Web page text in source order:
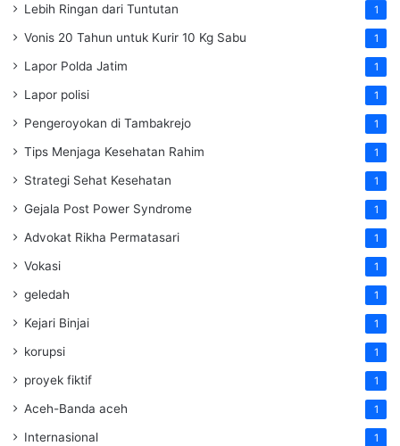
Lebih Ringan dari Tuntutan 1
Vonis 20 Tahun untuk Kurir 10 Kg Sabu 1
Lapor Polda Jatim 1
Lapor polisi 1
Pengeroyokan di Tambakrejo 1
Tips Menjaga Kesehatan Rahim 1
Strategi Sehat Kesehatan 1
Gejala Post Power Syndrome 1
Advokat Rikha Permatasari 1
Vokasi 1
geledah 1
Kejari Binjai 1
korupsi 1
proyek fiktif 1
Aceh-Banda aceh 1
Internasional 1